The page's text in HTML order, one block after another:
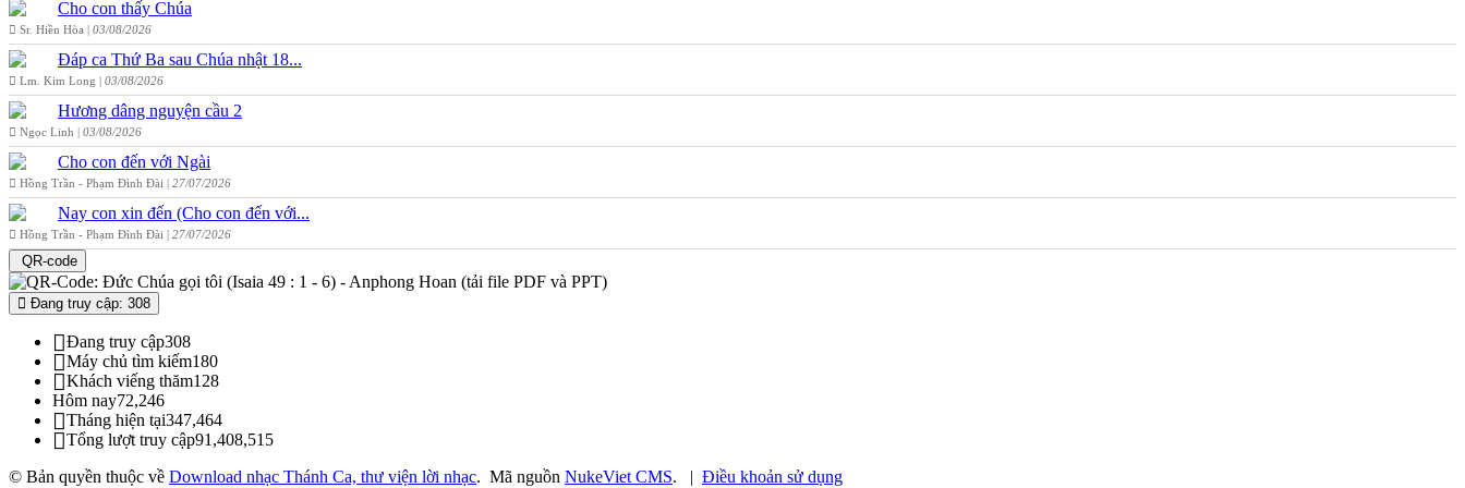
Cho con thấy Chúa
Sr. Hiền Hòa | 03/08/2026
Đáp ca Thứ Ba sau Chúa nhật 18...
Lm. Kim Long | 03/08/2026
Hương dâng nguyện cầu 2
Ngọc Linh | 03/08/2026
Cho con đến với Ngài
Hồng Trần - Phạm Đình Đài | 27/07/2026
Nay con xin đến (Cho con đến với...
Hồng Trần - Phạm Đình Đài | 27/07/2026
QR-code
Đang truy cập: 308
Đang truy cập308
Máy chủ tìm kiếm180
Khách viếng thăm128
Hôm nay72,246
Tháng hiện tại347,464
Tổng lượt truy cập91,408,515
© Bản quyền thuộc về Download nhạc Thánh Ca, thư viện lời nhạc. Mã nguồn NukeViet CMS. | Điều khoản sử dụng